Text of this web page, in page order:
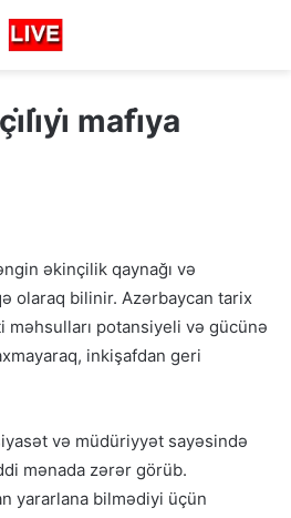
mafi̇ya
əkinçilik qaynağı və
olaraq bilinir. Azərbaycan tarix
məhsulları potansiyeli və gücünə
inkişafdan geri
və müdüriyyət sayəsində
mənada zərər görüb.
yararlana bilmədiyi üçün